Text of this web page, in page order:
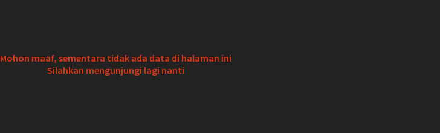
Mohon maaf, sementara tidak ada data di halaman ini
Silahkan mengunjungi lagi nanti